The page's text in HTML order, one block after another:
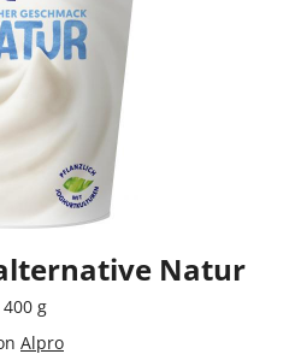
Natur
400 g
Alpro